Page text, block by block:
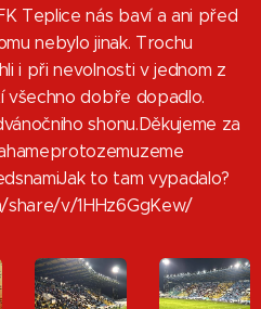
Teplice nás baví a ani před
nebylo jinak. Trochu
i při nevolnosti v jednom z
všechno dobře dopadlo.
shonu.Děkujeme za
to tam vypadalo?
v/1HHz6GgKew/